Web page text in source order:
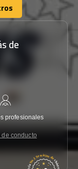
de
profesionales
de conducto